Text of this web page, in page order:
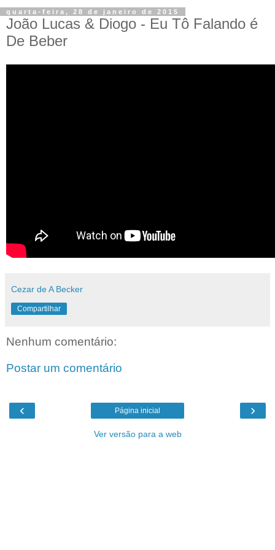
quarta-feira, 28 de janeiro de 2015
João Lucas & Diogo - Eu Tô Falando é
De Beber
Cezar de A Becker
Compartilhar
Nenhum comentário:
Postar um comentário
‹ ›
Página inicial
Ver versão para a web